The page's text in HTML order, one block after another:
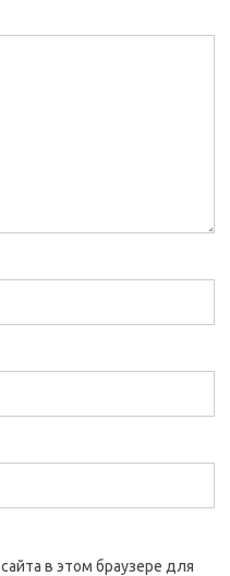
в этом браузере для